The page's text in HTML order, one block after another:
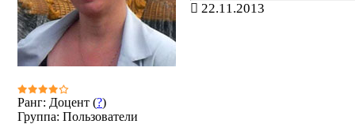
Ранг: Доцент (?)
Группа: Пользователи
22.11.2013